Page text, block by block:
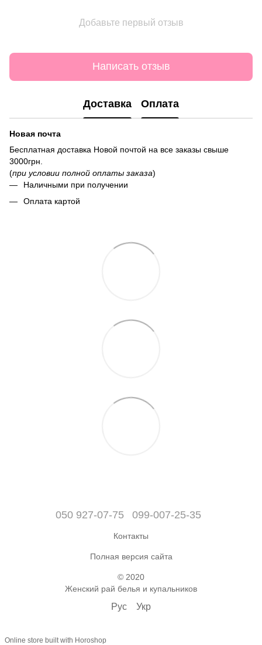
Добавьте первый отзыв
Написать отзыв
Доставка Оплата
Новая почта
Бесплатная доставка Новой почтой на все заказы свыше
3000грн.
(при условии полной оплаты заказа)
Наличными при получении
Оплата картой
050 927-07-75 099-007-25-35
Контакты
Полная версия сайта
© 2020
Женский рай белья и купальников
Рус Укр
Online store built with Horoshop